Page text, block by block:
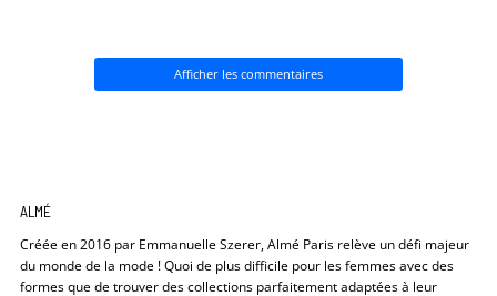
Afficher les commentaires
ALMÉ
Créée en 2016 par Emmanuelle Szerer, Almé Paris relève un défi majeur
du monde de la mode ! Quoi de plus difficile pour les femmes avec des
formes que de trouver des collections parfaitement adaptées à leur